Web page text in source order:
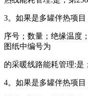
3。如果是多罐伴热项
序号；数量；绝缘温度
图纸中编号为
的采暖线路能耗管理:是
4。如果是多罐伴热项